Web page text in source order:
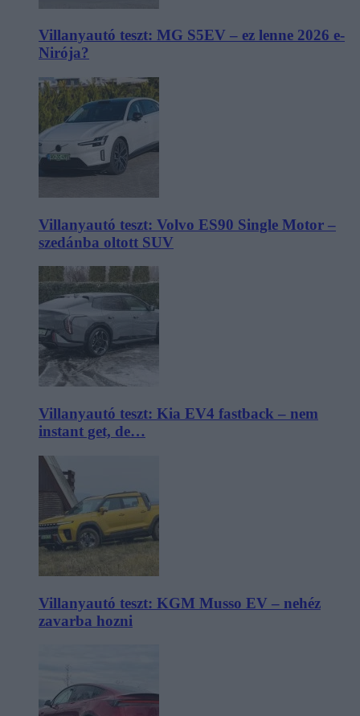
Villanyautó teszt: MG S5EV – ez lenne 2026 e-
Nirója?
Villanyautó teszt: Volvo ES90 Single Motor –
szedánba oltott SUV
Villanyautó teszt: Kia EV4 fastback – nem
instant get, de…
Villanyautó teszt: KGM Musso EV – nehéz
zavarba hozni